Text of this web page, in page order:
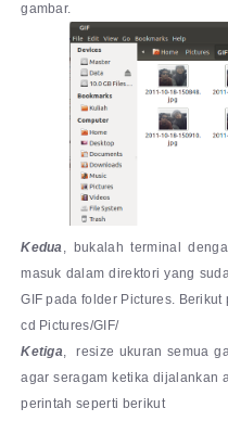
gambar.
Kedua, bukalah terminal
masuk dalam direktori yang
GIF pada folder Pictures.
cd Pictures/GIF/
Ketiga, resize ukuran semua
agar seragam ketika dijalankan
perintah seperti berikut